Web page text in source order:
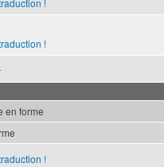
!
!
en forme
!